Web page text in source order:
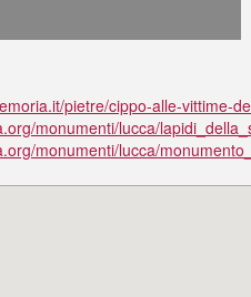
pietre/cippo-alle-vittime-
monumenti/lucca/
monumenti/lucca/